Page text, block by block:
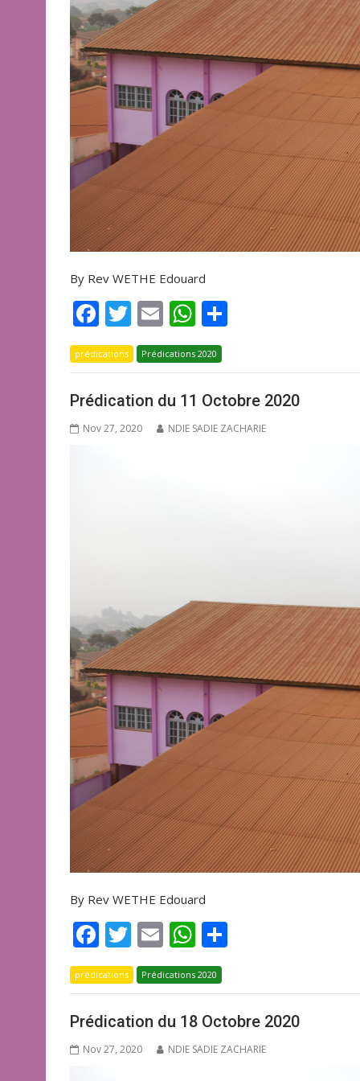
By Rev WETHE Edouard
F
ac
e
b
o
o
T
w
itt
er
E
m
ai
l
W
h
at
s
A
p
ta
g
er
prédications Prédications 2020
Prédication du 11 Octobre 2020
Nov 27, 2020 NDIE SADIE ZACHARIE
By Rev WETHE Edouard
F
ac
e
b
o
o
T
w
itt
er
E
m
ai
l
W
h
at
s
A
p
ta
g
er
prédications Prédications 2020
Prédication du 18 Octobre 2020
Nov 27, 2020 NDIE SADIE ZACHARIE